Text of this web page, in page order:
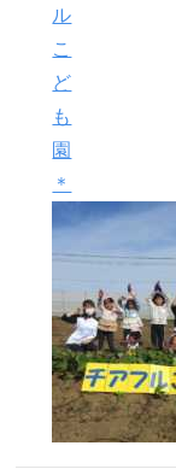
ル
こ
ど
も
園
＊